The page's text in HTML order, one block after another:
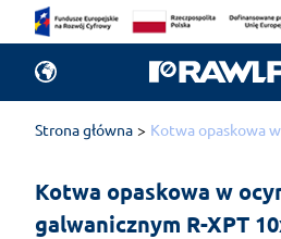
Strona główna Kotwa opaskowa
Kotwa opaskowa w
galwanicznym R-XPT